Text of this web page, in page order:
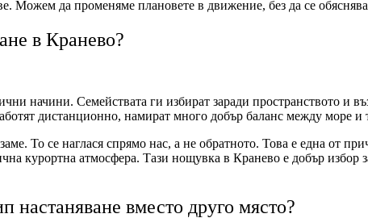
Можем да променяме плановете в движение, без да се
в Кранево?
начини. Семействата ги избират заради пространството и
дистанционно, намират много добър баланс между море
То се наглася спрямо нас, а не обратното. Това е една от
курортна атмосфера. Тази нощувка в Кранево е добър избор
настаняване вместо друго място?